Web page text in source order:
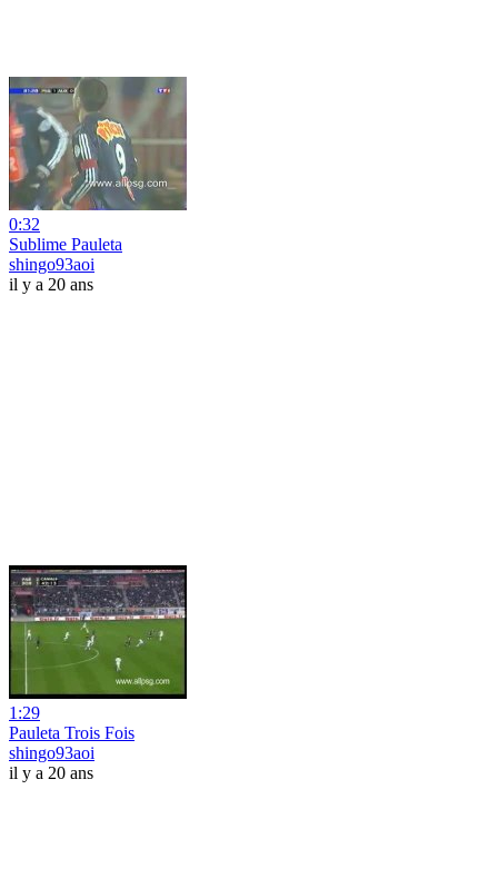
0:32
Sublime Pauleta
shingo93aoi
il y a 20 ans
1:29
Pauleta Trois Fois
shingo93aoi
il y a 20 ans